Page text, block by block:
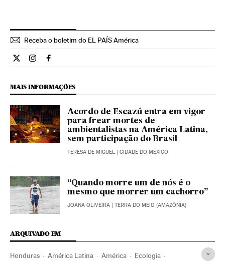
Receba o boletim do EL PAÍS América
Internacional El País Brasil en Twitter
Internacional El País Brasil en Instagram
Internacional El País Brasil en Facebook
MAIS INFORMAÇÕES
Acordo de Escazú entra em vigor
para frear mortes de
ambientalistas na América Latina,
sem participação do Brasil
TERESA DE MIGUEL | CIDADE DO MÉXICO
“Quando morre um de nós é o
mesmo que morrer um cachorro”
JOANA OLIVEIRA | TERRA DO MEIO (AMAZÔNIA)
ARQUIVADO EM
Honduras América Latina América Ecologia